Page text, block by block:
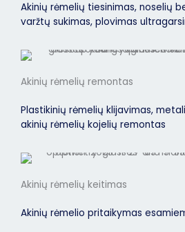
Akinių rėmelių tiesinimas, noselių
varžtų sukimas, plovimas
Akinių rėmelių remontas
Plastikinių rėmelių klijavimas,
akinių rėmelių kojelių remontas
Akinių rėmelių keitimas
Akinių rėmelio pritaikymas